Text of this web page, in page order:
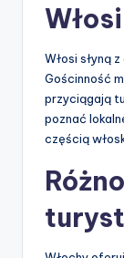
Włosi słyną
Gościnność
przyciągają
poznać
częścią